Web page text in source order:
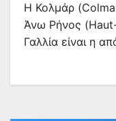
H Κολμάρ
Άνω Ρήνος
Γαλλία είναι η